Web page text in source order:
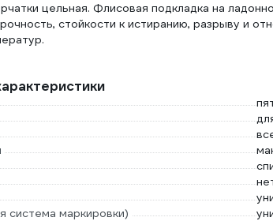
цельная. Флисовая подкладка на
стойкости к истиранию, разрыву и
система маркировки)